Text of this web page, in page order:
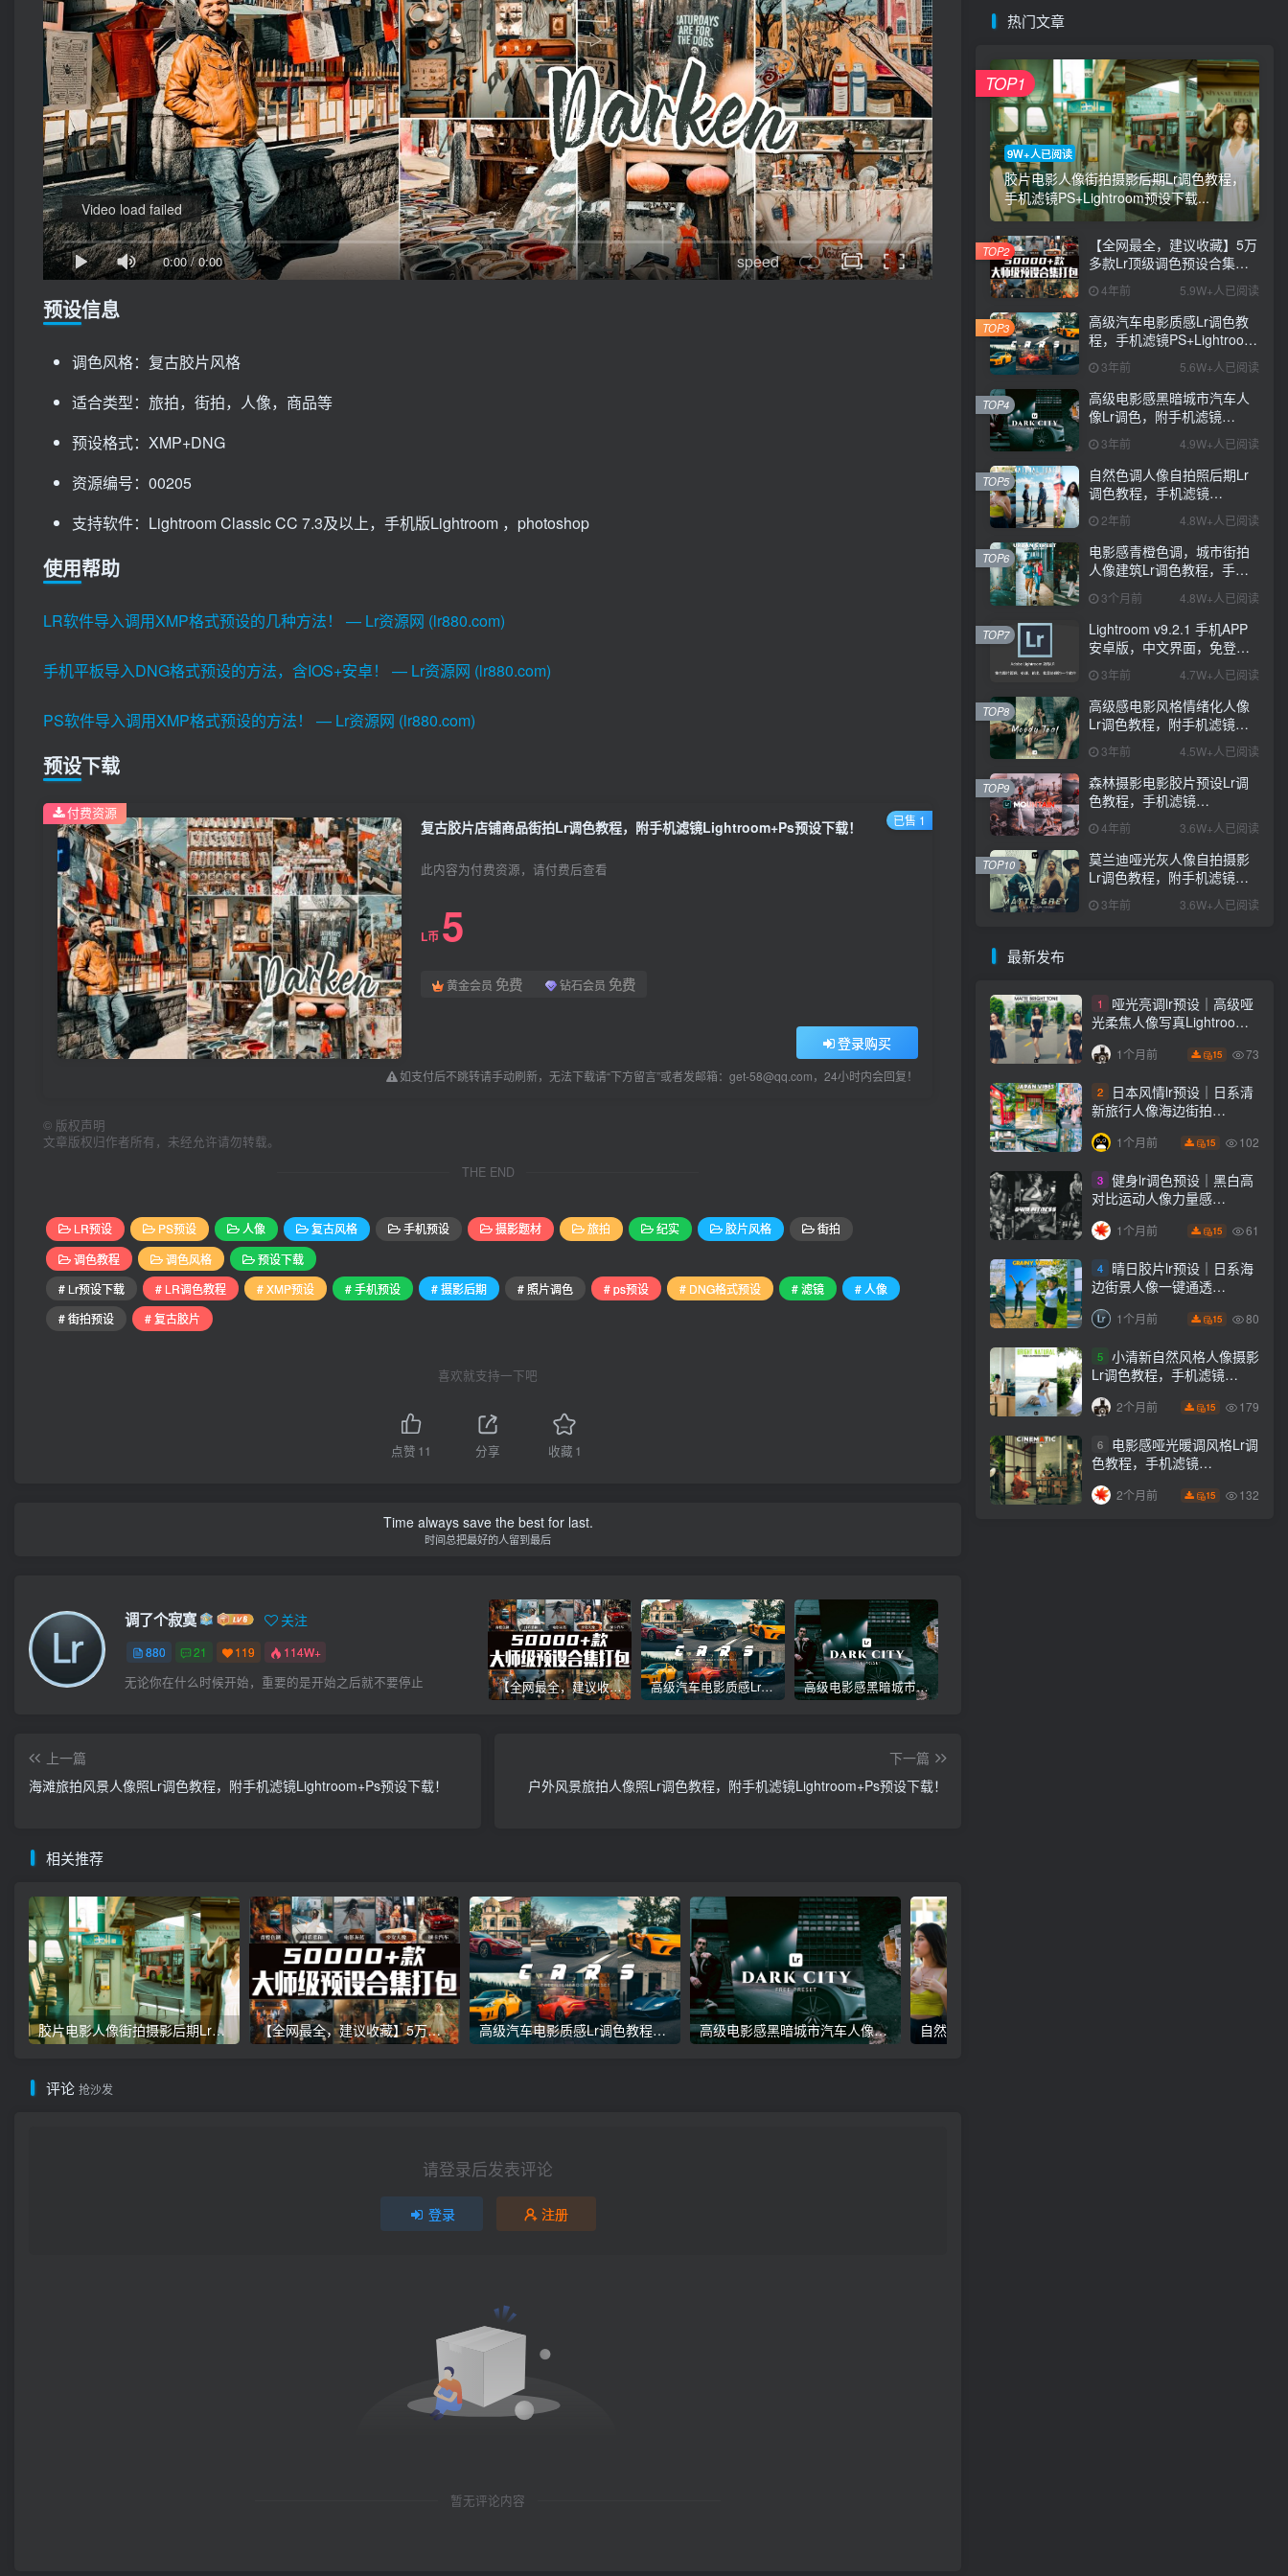
0:00/0:00 speed
Video load failed
预设信息
调色风格：复古胶片风格
适合类型：旅拍，街拍，人像，商品等
预设格式：XMP+DNG
资源编号：00205
支持软件：Lightroom Classic CC 7.3及以上，手机版Lightroom ，photoshop
使用帮助
LR软件导入调用XMP格式预设的几种方法！ — Lr资源网 (lr880.com)
手机平板导入DNG格式预设的方法，含IOS+安卓！ — Lr资源网 (lr880.com)
PS软件导入调用XMP格式预设的方法！ — Lr资源网 (lr880.com)
预设下载
复古胶片店铺商品街拍Lr调色教程，附手机滤镜Lightroom+Ps预设下载！
此内容为付费资源，请付费后查看
L币 5
黄金会员 免费 钻石会员 免费
登录购买
如支付后不跳转请手动刷新，无法下载请“下方留言”或者发邮箱：get-58@qq.com，24小时内会回复！
付费资源 已售 1
© 版权声明
文章版权归作者所有，未经允许请勿转载。
THE END
LR预设 PS预设 人像 复古风格 手机预设 摄影题材 旅拍 纪实 胶片风格
街拍
调色教程
调色风格
预设下载
# Lr预设下载
# LR调色教程 # XMP预设 # 手机预设 # 摄影后期 # 照片调色 # ps预设 # DNG格式预设 # 滤镜
# 人像
# 街拍预设
# 复古胶片
喜欢就支持一下吧
点赞 11 分享 收藏 1
Time always save the best for last.
时间总把最好的人留到最后
调了个寂寞 关注
880 21 119 114W+
无论你在什么时候开始，重要的是开始之后就不要停止 【全网最全，建议收藏】5万多款Lr顶级调色预设合集，精心整理，分类清晰，摄影师调色师必备素材，够用一辈子！ 高级汽车电影质感Lr调色教程，手机滤镜PS+Lightroom预设下载！ 高级电影感黑暗城市汽车人像Lr调色，附手机滤镜PS+Lightroom预设下载！
上一篇
海滩旅拍风景人像照Lr调色教程，附手机滤镜Lightroom+Ps预设下载！
下一篇
户外风景旅拍人像照Lr调色教程，附手机滤镜Lightroom+Ps预设下载！
相关推荐
胶片电影人像街拍摄影后期Lr调色教程，手机滤镜PS+Lightroom预设下载！ 【全网最全，建议收藏】5万多款Lr顶级调色预设合集，精心整理，分类清晰，摄影师调色师必备素材，够用一辈子！ 高级汽车电影质感Lr调色教程，手机滤镜PS+Lightroom预设下载！ 高级电影感黑暗城市汽车人像Lr调色，附手机滤镜PS+Lightroom预设下载！
评论 抢沙发
请登录后发表评论
登录 注册
暂无评论内容
热门文章
9W+人已阅读
胶片电影人像街拍摄影后期Lr调色教程，
手机滤镜PS+Lightroom预设下载...
TOP1
【全网最全，建议收藏】5万
多款Lr顶级调色预设合集，
精心整理，分类清晰，摄影
师调色师必备素材，够用一
辈子！
4年前 5.9W+人已阅读
TOP2
高级汽车电影质感Lr调色教
程，手机滤镜PS+Lightroom
预设下载！
3年前 5.6W+人已阅读
TOP3
高级电影感黑暗城市汽车人
像Lr调色，附手机滤镜
PS+Lightroom预设下载！
3年前 4.9W+人已阅读
TOP4
自然色调人像自拍照后期Lr
调色教程，手机滤镜
PS+Lightroom预设下载！
2年前 4.8W+人已阅读
TOP5
电影感青橙色调，城市街拍
人像建筑Lr调色教程，手机
滤镜PS+Lightroom预设下
载！3个月前 4.8W+人已阅读
TOP6
Lightroom v9.2.1 手机APP
安卓版，中文界面，免登录
直接激活破解版！
3年前 4.7W+人已阅读
TOP7
高级感电影风格情绪化人像
Lr调色教程，附手机滤镜
PS+Lightroom预设下载！
3年前 4.5W+人已阅读
TOP8
森林摄影电影胶片预设Lr调
色教程，手机滤镜
Lightroom+Ps预设下载！
4年前 3.6W+人已阅读
TOP9
莫兰迪哑光灰人像自拍摄影
Lr调色教程，附手机滤镜
PS+Lightroom预设下载！
3年前 3.6W+人已阅读
TOP10
最新发布
1
哑光亮调lr预设｜高级哑
光柔焦人像写真Lightroom
下载lr调色风格
1个月前 15 73
2
日本风情lr预设｜日系清
新旅行人像海边街拍
Lightroom下载lr调色风格
1个月前 15 102
3 健身lr调色预设｜黑白高
对比运动人像力量感
Lightroom下载lr预设风格
1个月前 15 61
4
晴日胶片lr预设｜日系海
边街景人像一键通透
Lightroom下载lr调色风格
1个月前 15 80
5 小清新自然风格人像摄影
Lr调色教程，手机滤镜
PS+Lightroom预设下载！
2个月前 15 179
6
电影感哑光暖调风格Lr调
色教程，手机滤镜
PS+Lightroom预设下载！
2个月前 15 132